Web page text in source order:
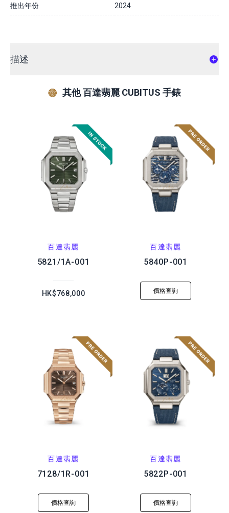
推出年份 2024
描述
其他 百達翡麗 CUBITUS 手錶
百達翡麗
5821/1A-001
HK$768,000
百達翡麗
5840P-001
價格查詢
百達翡麗
7128/1R-001
價格查詢
百達翡麗
5822P-001
價格查詢